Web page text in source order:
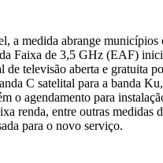
a medida abrange municípios
Faixa de 3,5 GHz (EAF)
de televisão aberta e gratuita
C satelital para a banda
o agendamento para
renda, entre outras medidas
para o novo serviço.